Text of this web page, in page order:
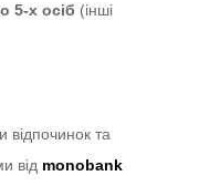
5-х осіб (інші
відпочинок та
від monobank